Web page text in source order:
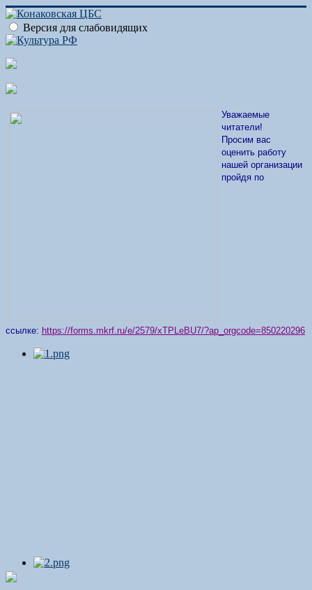
Версия для слабовидящих
Уважаемые
читатели!
Просим вас
оценить работу
нашей организации
пройдя по
ссылке: https://forms.mkrf.ru/e/2579/xTPLeBU7/?ap_orgcode=850220296